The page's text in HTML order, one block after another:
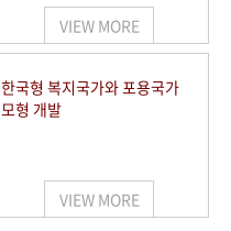
VIEW MORE
한국형 복지국가와 포용국가
모형 개발
VIEW MORE